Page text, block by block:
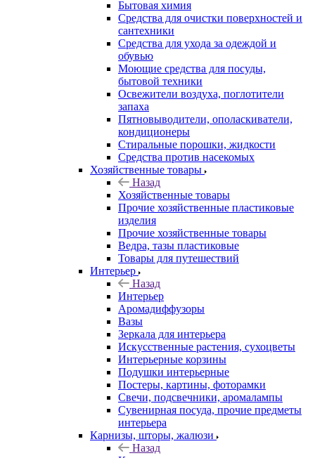
Бытовая химия
Средства для очистки поверхностей и
сантехники
Средства для ухода за одеждой и
обувью
Моющие средства для посуды,
бытовой техники
Освежители воздуха, поглотители
запаха
Пятновыводители, ополаскиватели,
кондиционеры
Стиральные порошки, жидкости
Средства против насекомых
Хозяйственные товары
Назад
Хозяйственные товары
Прочие хозяйственные пластиковые
изделия
Прочие хозяйственные товары
Ведра, тазы пластиковые
Товары для путешествий
Интерьер
Назад
Интерьер
Аромадиффузоры
Вазы
Зеркала для интерьера
Искусственные растения, сухоцветы
Интерьерные корзины
Подушки интерьерные
Постеры, картины, фоторамки
Свечи, подсвечники, аромалампы
Сувенирная посуда, прочие предметы
интерьера
Карнизы, шторы, жалюзи
Назад